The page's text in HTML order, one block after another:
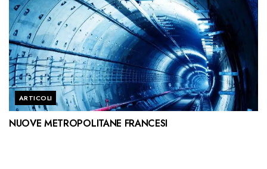
ARTICOLI
NUOVE METROPOLITANE FRANCESI